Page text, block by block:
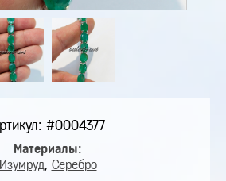
#0004377
Материалы:
Изумруд, Серебро